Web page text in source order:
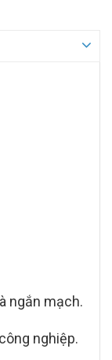
ngắn mạch.
nghiệp.